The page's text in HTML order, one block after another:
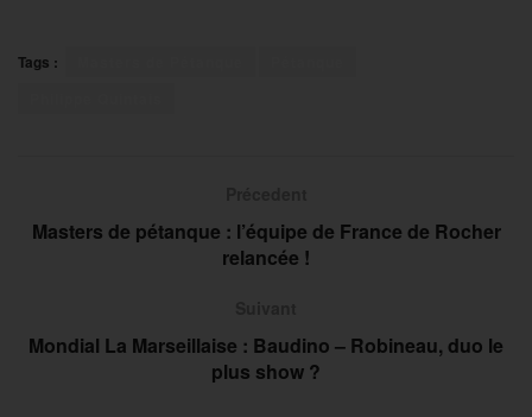
Tags :
Masters de pétanque : l’équipe de France de Rocher
relancée !
Mondial La Marseillaise : Baudino – Robineau, duo le
plus show ?